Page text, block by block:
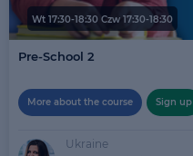
Wt 17:30-18:30 Czw 17:30-18:30
Pre-School 2
More about the course Sign up
Ukraine